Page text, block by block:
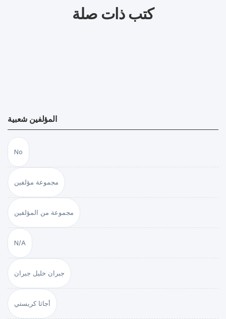
كتب ذات صلة
المؤلفين شعبية
No
مجموعة مؤلفين
مجموعة من المؤلفين
N/A
جبران خليل جبران
أجاثا كريستي